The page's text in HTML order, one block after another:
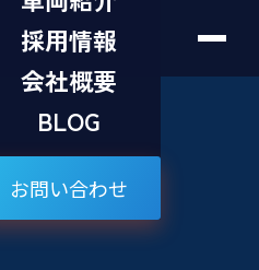
採用情報
会社概要
BLOG
お問い合わせ